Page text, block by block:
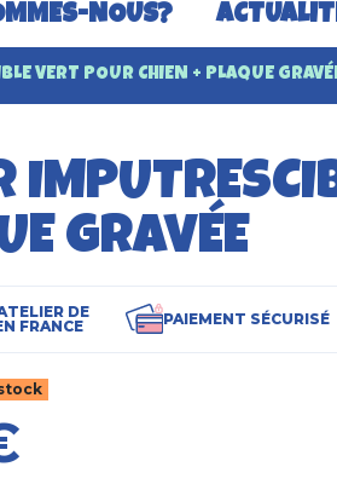
NOUS?
VERT POUR CHIEN + PLAQUE
GRAVÉE
DE
FRANCE
PAIEMENT SÉCURISÉ